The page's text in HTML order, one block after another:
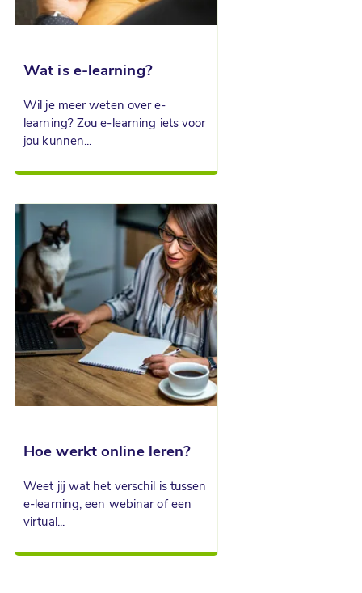
Wat is e-learning?
Wil je meer weten over e-
learning? Zou e-learning iets voor
jou kunnen...
Hoe werkt online leren?
Weet jij wat het verschil is tussen
e-learning, een webinar of een
virtual...